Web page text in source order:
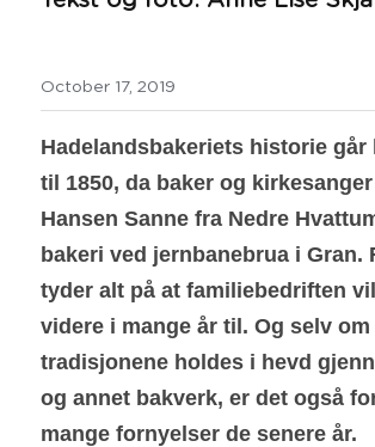
October 17, 2019
Hadelandsbakeriets historie går
til 1850, da baker og
Hansen Sanne fra Nedre
bakeri ved jernbanebrua i Gran.
tyder alt på at familiebedriften
videre i mange år til. Og selv om
tradisjonene holdes i hevd
og annet bakverk, er det også
mange fornyelser de senere år.